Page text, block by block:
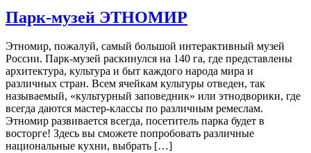
Парк-музей ЭТНОМИР
Этномир, пожалуй, самый большой интерактивный музей
России. Парк-музей раскинулся на 140 га, где представлены
архитектура, культура и быт каждого народа мира и
различных стран. Всем ячейкам культуры отведен, так
называемый, «культурный заповедник» или этнодворики, где
всегда даются мастер-классы по различным ремеслам.
Этномир развивается всегда, посетитель парка будет в
восторге! Здесь вы сможете попробовать различные
национальные кухни, выбрать […]